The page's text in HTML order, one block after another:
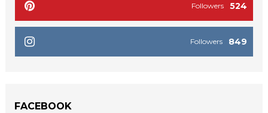
524
Followers
849
Followers
FACEBOOK